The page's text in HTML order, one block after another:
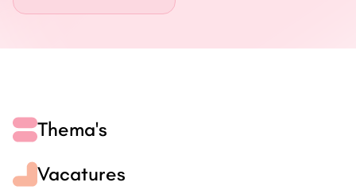
Privacy verklaring
Home
Thema's
Vacatures